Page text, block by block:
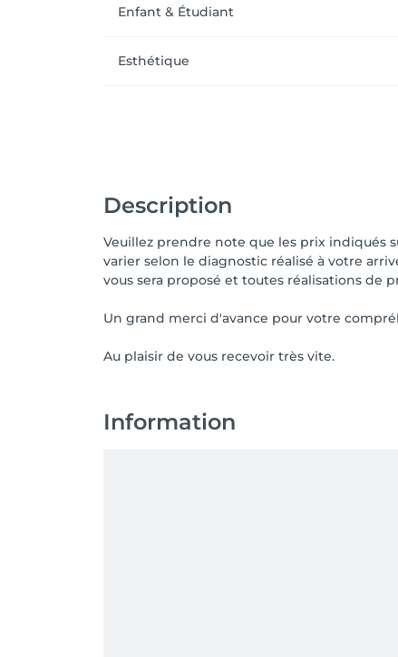
Enfant & Étudiant
Esthétique
Description
Veuillez prendre note que les prix indiqués
varier selon le diagnostic réalisé à votre
vous sera proposé et toutes réalisations de
Un grand merci d'avance pour votre
Au plaisir de vous recevoir très vite.
Information